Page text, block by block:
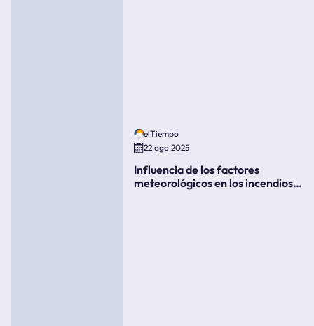
elTiempo
22 ago 2025
Influencia de los factores
meteorológicos en los incendios